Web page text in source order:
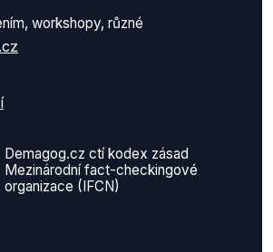
workshopy, různé
Demagog.cz ctí kodex zásad
Mezinárodní fact-checkingové
organizace (IFCN)